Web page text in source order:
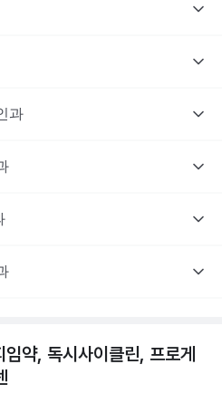
과
약, 독시사이클린, 프로게